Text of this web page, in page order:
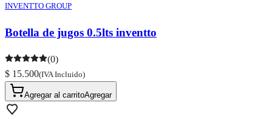
INVENTTO GROUP
Botella de jugos 0.5lts inventto
(0)
$ 15.500(IVA Incluido)
Agregar al carritoAgregar